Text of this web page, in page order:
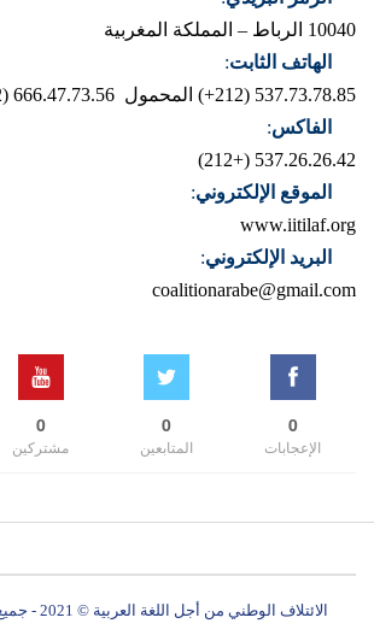
10040 الرباط – المملكة المغربية
الهاتف الثابت:
537.73.78.85 (212+)
المحمول 666.47.73.56 (212+)
الفاكس:
537.26.26.42 (+212)
الموقع الإلكتروني:
www.iitilaf.org
البريد الإلكتروني:
coalitionarabe@gmail.com
0
الإعجابات
0
المتابعين
0
مشتركين
الائتلاف الوطني من أجل اللغة العربية © 2021 - جميع الحقوق محفوظة.